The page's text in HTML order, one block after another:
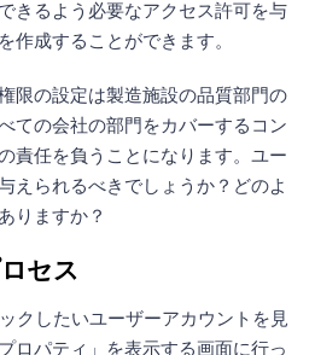
きるよう必要なアクセス許可を与
作成することができます。
限の設定は製造施設の品質部門の
ての会社の部門をカバーするコン
責任を負うことになります。ユー
えられるべきでしょうか？どのよ
りますか？
セス
クしたいユーザーアカウントを見
ロパティ」を表示する画面に行っ